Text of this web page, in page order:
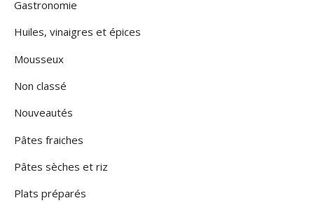
Gastronomie
Huiles, vinaigres et épices
Mousseux
Non classé
Nouveautés
Pâtes fraiches
Pâtes sèches et riz
Plats préparés